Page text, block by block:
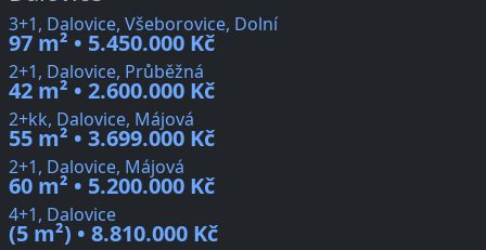
3+1, Dalovice, Všeborovice, Dolní
97 m² • 5.450.000 Kč
2+1, Dalovice, Průběžná
42 m² • 2.600.000 Kč
2+kk, Dalovice, Májová
55 m² • 3.699.000 Kč
2+1, Dalovice, Májová
60 m² • 5.200.000 Kč
4+1, Dalovice
(5 m²) • 8.810.000 Kč